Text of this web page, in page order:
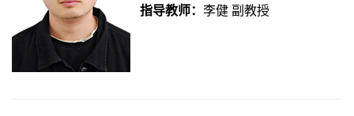
指导教师： 李健 副教授